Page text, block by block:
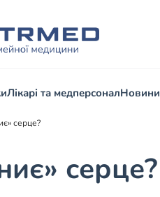
Лікарі та медперсоналНовини
серце?
серце?